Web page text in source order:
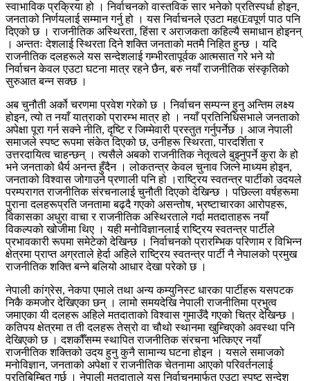
स्वाभाविक प्रक्रिया हो । निर्वाचनको वास्तविक सार भनेको प्रतिस्पर्धा होइन,
जनताको निर्णयलाई सम्मान गर्नु हो । यस निर्वाचनले एउटा महŒवपूर्ण पाठ पनि
दिएको छ । राजनीतिक अस्थिरता, हिंसा र अराजकता कहिल्यै समाधान होइनन्
। अन्ततः देशलाई स्थिरता दिने शक्ति जनताको मतमै निहित हुन्छ । यदि
राजनीतिक दलहरूले यस सन्देशलाई गम्भीरतापूर्वक आत्मसात गरे भने यो
निर्वाचन केवल एउटा घटना मात्र रहने छैन, बरु नयाँ राजनीतिक संस्कृतिको
सुरुआत बन्न सक्छ ।
अब चुनौती अर्को चरणमा प्रवेश गरेको छ । निर्वाचन सम्पन्न हुनु अन्तिम लक्ष्य
होइन, त्यो त नयाँ यात्राको प्रारम्भ मात्र हो । नयाँ प्रतिनिधिसभाले जनताको
अपेक्षा पूरा गर्न सक्ने नीति, दृष्टि र जिम्मेवारी प्रस्तुत गर्नुपर्नेछ । आज नेपाली
समाजले स्पष्ट रूपमा संकेत दिएको छ, उनीहरू स्थिरता, पारदर्शिता र
उत्तरदायित्व चाहन्छन् । त्यसैले अबको राजनीतिक नेतृत्वले बुझ्नुपर्ने कुरा के हो
भने जनताको धैर्य अनन्त हुँदैन । लोकतन्त्र केवल चुनाव जित्ने माध्यम होइन,
जनताको विश्वास जोगाउने प्रणाली पनि हो ।राष्ट्रिय स्वतन्त्र पार्टीको उदयले
परम्परागत राजनीतिक संरचनालाई चुनौती दिएको देखिन्छ । पछिल्ला वर्षहरूमा
पुराना दलहरूप्रति जनतामा बढ्दै गएको असन्तोष, भ्रष्टाचारका आरोपहरू,
विकासका अधुरा वाचा र राजनीतिक अस्थिरताले गर्दा मतदाताहरू नयाँ
विकल्पको खोजीमा थिए । यही मनोविज्ञानलाई राष्ट्रिय स्वतन्त्र पार्टीले
प्रभावकारी रूपमा समेटेको देखिन्छ । निर्वाचनको प्रारम्भिक परिणाम र विभिन्न
क्षेत्रमा प्राप्त अग्रताले हेर्दा अहिले राष्ट्रिय स्वतन्त्र पार्टी नै नेपालको प्रमुख
राजनीतिक शक्ति बन्ने बलियो आधार देखा परेको छ ।
नेपाली कांग्रेस, नेकपा एमाले तथा अन्य कम्युनिस्ट धारका पार्टीहरू यसपटक
निकै कमजोर देखिएका छन् । लामो समयदेखि नेपाली राजनीतिमा प्रभुत्व
जमाएका यी दलहरू अहिले मतदाताको विश्वास गुमाउँदै गएको चित्र देखिन्छ ।
कतिपय क्षेत्रमा त ती दलहरू तेस्रो वा चौथो स्थानमा खुम्चिएको अवस्था पनि
देखिएको छ । दशकौँसम्म स्थापित राजनीतिक संरचना भत्किएर नयाँ
राजनीतिक शक्तिको उदय हुनु कुनै सामान्य घटना होइन । यसले समाजको
मनोविज्ञान, जनताको अपेक्षा र राजनीतिक चेतनामा आएको परिवर्तनलाई
प्रतिबिम्बित गर्छ । नेपाली मतदाताले यस निर्वाचनमार्फत एउटा स्पष्ट सन्देश